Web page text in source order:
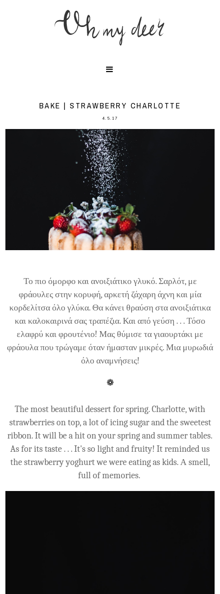
BAKE | STRAWBERRY CHARLOTTE
4.5.17
Το πιο όμορφο και ανοιξιάτικο γλυκό. Σαρλότ, με
φράουλες στην κορυφή, αρκετή ζάχαρη άχνη και μία
κορδελίτσα όλο γλύκα. Θα κάνει θραύση στα ανοιξιάτικα
και καλοκαιρινά σας τραπέζια. Και από γεύση . . . Τόσο
ελαφρύ και φρουτένιο! Μας θύμισε τα γιαουρτάκι με
φράουλα που τρώγαμε όταν ήμασταν μικρές. Μια μυρωδιά
όλο αναμνήσεις!
❁
The most beautiful dessert for spring. Charlotte, with
strawberries on top, a lot of icing sugar and the sweetest
ribbon. It will be a hit on your spring and summer tables.
As for its taste . . . It's so light and fruity! It reminded us
the strawberry yoghurt we were eating as kids. Α smell,
full of memories.